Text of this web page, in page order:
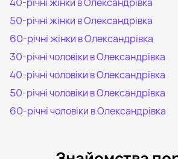
50-річні жінки в Олександрівка
60-річні жінки в Олександрівка
30-річні чоловіки в Олександрівка
40-річні чоловіки в Олександрівка
50-річні чоловіки в Олександрівка
60-річні чоловіки в Олександрівка